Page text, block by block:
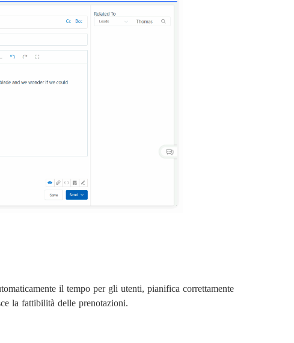
il tempo per gli utenti, pianifica correttamente
la fattibilità delle prenotazioni.